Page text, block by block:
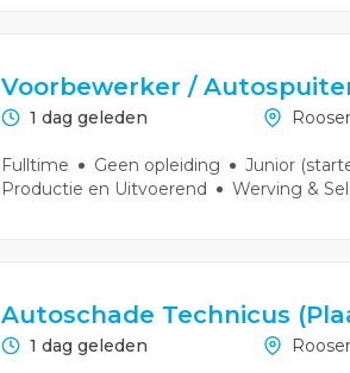
Voorbewerker /
1 dag geleden
Fulltime Geen opleiding Junior
Productie en Uitvoerend
Werving &
Autoschade Technicus
1 dag geleden